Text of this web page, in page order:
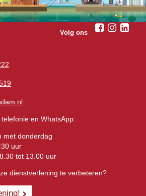
Volg ons
en WhatsApp:
met donderdag
uur
tot 13.00 uur
dienstverlening te verbeteren?